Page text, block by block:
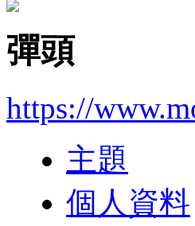
彈頭
https://
主題
個人資料